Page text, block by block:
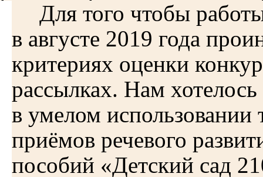
Для того чтобы
в августе 2019 года
критериях оценки
рассылках. Нам хотелось
в умелом использовании
приёмов речевого
пособий «Детский сад